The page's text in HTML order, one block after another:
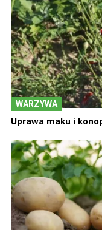
WARZYWA
Uprawa maku i